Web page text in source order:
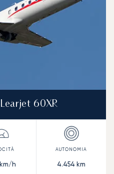
60XR
km/h 4.454 km